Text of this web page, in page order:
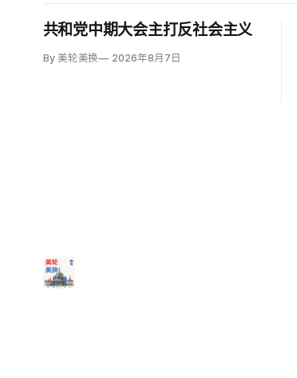
共和党中期大会主打反社会主义
By 美轮美换 2026年8月7日